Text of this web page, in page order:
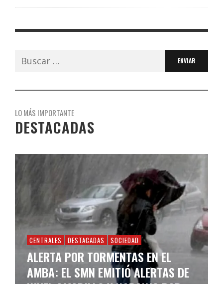
Buscar:
LO MÁS IMPORTANTE
DESTACADAS
CENTRALES DESTACADAS SOCIEDAD
ALERTA POR TORMENTAS EN EL
AMBA: EL SMN EMITIÓ ALERTAS DE